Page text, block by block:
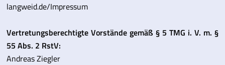
langweid.de/Impressum
Vertretungsberechtigte Vorstände gemäß § 5 TMG i. V. m. §
55 Abs. 2 RstV:
Andreas Ziegler